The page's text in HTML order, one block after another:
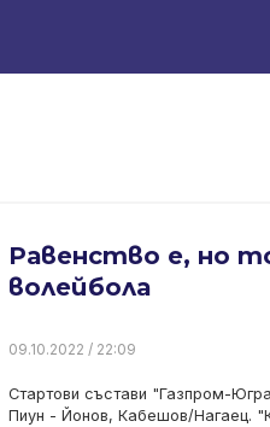
Равенство е, но
волейбола
09.10.2022 / 22:09
Стартови състави "Газпром-
Пиун - Йонов, Кабешов/Нагаец.